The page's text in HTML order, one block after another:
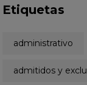
Etiquetas
administrativo
admitidos y